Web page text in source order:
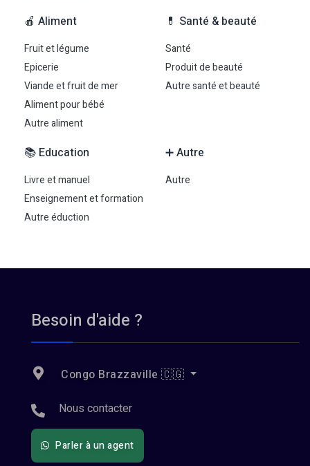
🍎 Aliment
Fruit et légume
Epicerie
Viande et fruit de mer
Aliment pour bébé
Autre aliment
💊 Santé & beauté
Santé
Produit de beauté
Autre santé et beauté
📚 Education
Livre et manuel
Enseignement et formation
Autre éduction
➕ Autre
Autre
Besoin d'aide ?
Congo Brazzaville 🇨🇬
Nous contacter
Parler à un agent